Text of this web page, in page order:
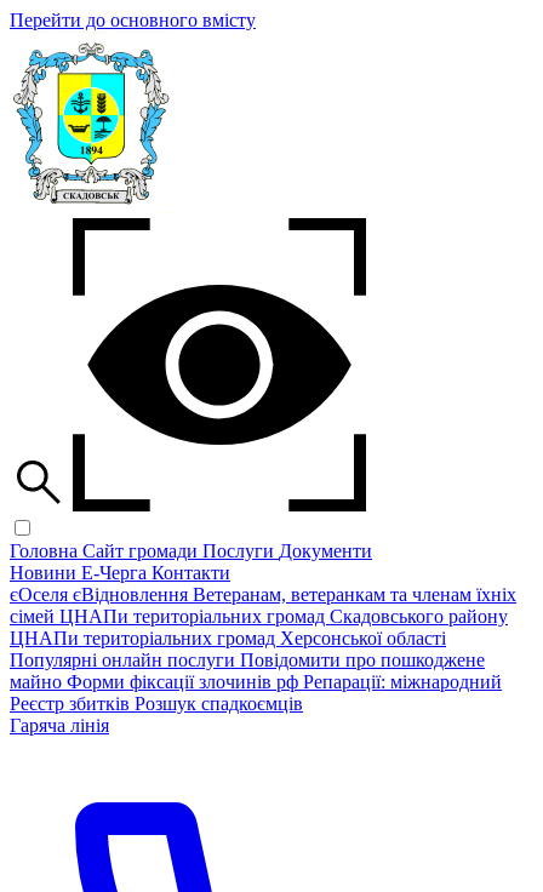
Перейти до основного вмісту
Головна Сайт громади Послуги Документи
Новини Е-Черга Контакти
єОселя єВідновлення Ветеранам, ветеранкам та членам їхніх
сімей ЦНАПи територіальних громад Скадовського району
ЦНАПи територіальних громад Херсонської області
Популярні онлайн послуги Повідомити про пошкоджене
майно Форми фіксації злочинів рф Репарації: міжнародний
Реєстр збитків Розшук спадкоємців
Гаряча лінія